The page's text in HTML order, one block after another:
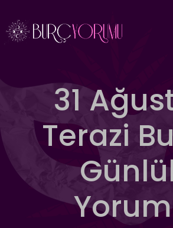
atla
31
Terazi